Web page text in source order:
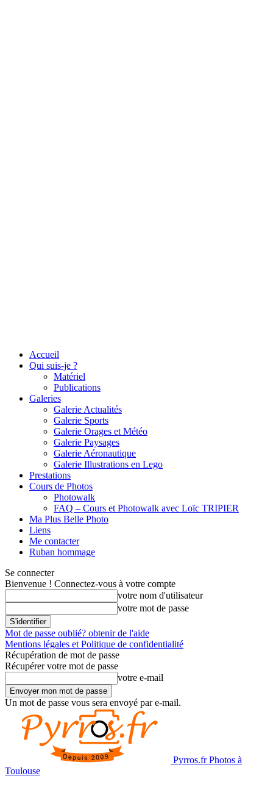
Accueil
Qui suis-je ?
Matériel
Publications
Galeries
Galerie Actualités
Galerie Sports
Galerie Orages et Météo
Galerie Paysages
Galerie Aéronautique
Galerie Illustrations en Lego
Prestations
Cours de Photos
Photowalk
FAQ – Cours et Photowalk avec Loïc TRIPIER
Ma Plus Belle Photo
Liens
Me contacter
Ruban hommage
Se connecter
Bienvenue ! Connectez-vous à votre compte
votre nom d'utilisateur
votre mot de passe
Mot de passe oublié? obtenir de l'aide
Mentions légales et Politique de confidentialité
Récupération de mot de passe
Récupérer votre mot de passe
votre e-mail
Un mot de passe vous sera envoyé par e-mail.
Pyrros.fr Photos à
Toulouse